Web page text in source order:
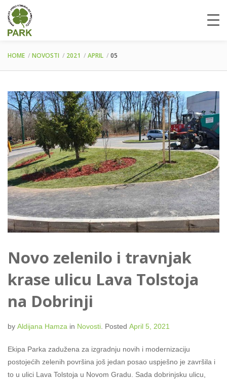
HOME NOVOSTI 2021 APRIL 05
Novo zelenilo i travnjak
krase ulicu Lava Tolstoja
na Dobrinji
by Aldijana Hamza in Novosti Posted April 5, 2021
Ekipa Parka zadužena za izgradnju novih i modernizaciju
postojećih zelenih površina još jedan posao uspješno je završila i
to u ulici Lava Tolstoja u Novom Gradu. Sada dobrinjsku ulicu,